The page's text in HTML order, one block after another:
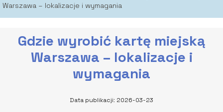
Warszawa – lokalizacje i wymagania
Gdzie wyrobić kartę miejską
Warszawa – lokalizacje i
wymagania
Data publikacji: 2026-03-23